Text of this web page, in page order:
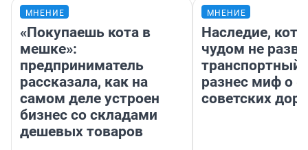
МНЕНИЕ
«Покупаешь кота в
мешке»:
предприниматель
рассказала, как на
самом деле устроен
бизнес со складами
дешевых товаров
МНЕНИЕ
Наследие,
чудом не
транспортный
разнес миф о
советских